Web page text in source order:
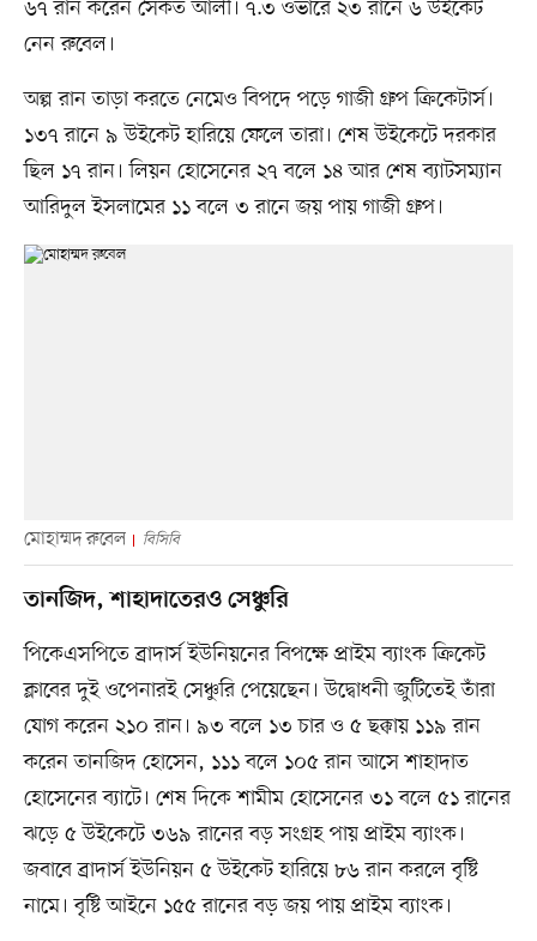
৬৭ রান করেন সৈকত আলী। ৭.৩ ওভারে ২৩ রানে ৬ উইকেট
নেন রুবেল।
অল্প রান তাড়া করতে নেমেও বিপদে পড়ে গাজী গ্রুপ ক্রিকেটার্স।
১৩৭ রানে ৯ উইকেট হারিয়ে ফেলে তারা। শেষ উইকেটে দরকার
ছিল ১৭ রান। লিয়ন হোসেনের ২৭ বলে ১৪ আর শেষ ব্যাটসম্যান
আরিদুল ইসলামের ১১ বলে ৩ রানে জয় পায় গাজী গ্রুপ।
মোহাম্মদ রুবেল বিসিবি
তানজিদ, শাহাদাতেরও সেঞ্চুরি
পিকেএসপিতে ব্রাদার্স ইউনিয়নের বিপক্ষে প্রাইম ব্যাংক ক্রিকেট
ক্লাবের দুই ওপেনারই সেঞ্চুরি পেয়েছেন। উদ্বোধনী জুটিতেই তাঁরা
যোগ করেন ২১০ রান। ৯৩ বলে ১৩ চার ও ৫ ছক্কায় ১১৯ রান
করেন তানজিদ হোসেন, ১১১ বলে ১০৫ রান আসে শাহাদাত
হোসেনের ব্যাটে। শেষ দিকে শামীম হোসেনের ৩১ বলে ৫১ রানের
ঝড়ে ৫ উইকেটে ৩৬৯ রানের বড় সংগ্রহ পায় প্রাইম ব্যাংক।
জবাবে ব্রাদার্স ইউনিয়ন ৫ উইকেট হারিয়ে ৮৬ রান করলে বৃষ্টি
নামে। বৃষ্টি আইনে ১৫৫ রানের বড় জয় পায় প্রাইম ব্যাংক।